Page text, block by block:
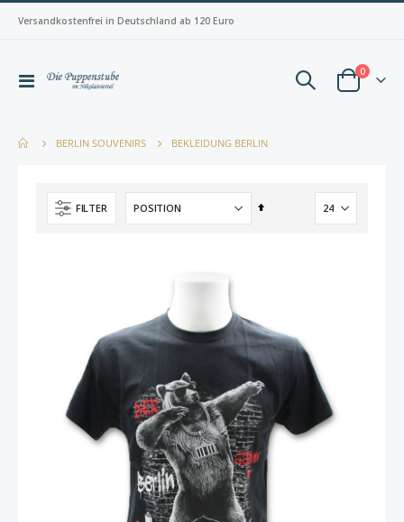
Versandkostenfrei in Deutschland ab 120 Euro
Navigation
Warenkorb
0Artikel
BERLIN SOUVENIRS BEKLEIDUNG BERLIN
FILTER
In
absteigender